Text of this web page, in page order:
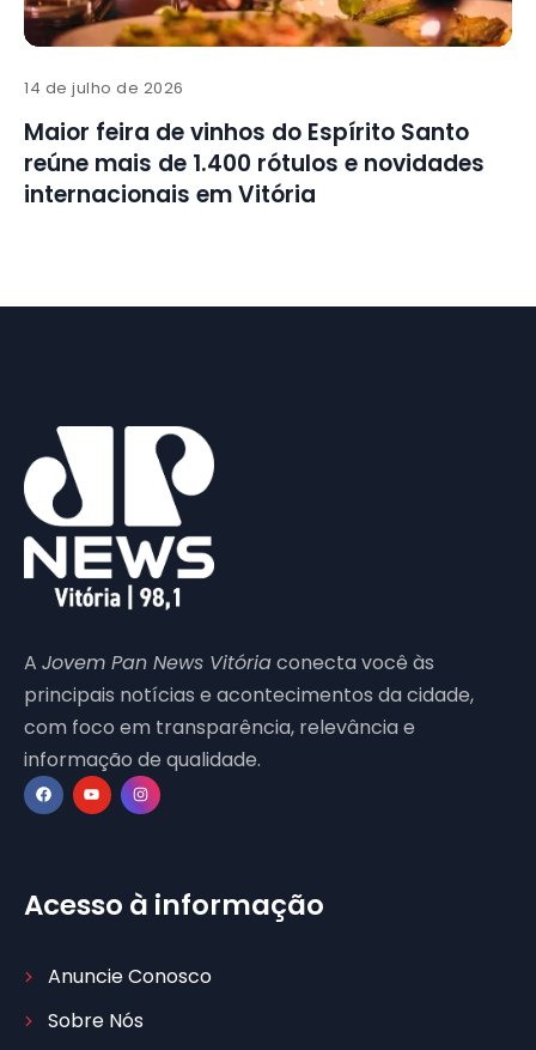
14 de julho de 2026
Maior feira de vinhos do Espírito Santo
reúne mais de 1.400 rótulos e novidades
internacionais em Vitória
A Jovem Pan News Vitóriaconecta você às
principais notícias e acontecimentos da cidade,
com foco em transparência, relevância e
informação de qualidade.
Acesso à informação
Anuncie Conosco
Sobre Nós